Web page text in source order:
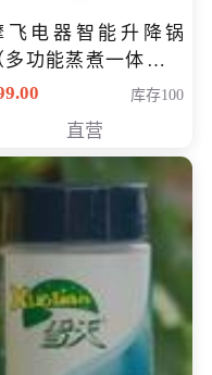
飞电器智能升降锅
多功能蒸煮一体锅）
智能升降养生锅） 会
库存100
直营